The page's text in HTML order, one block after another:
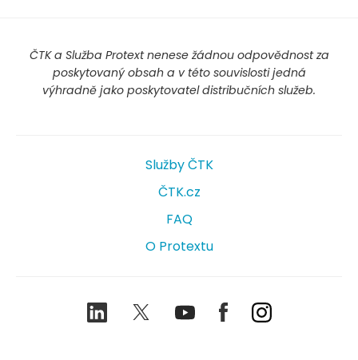
ČTK a Služba Protext nenese žádnou odpovědnost za
poskytovaný obsah a v této souvislosti jedná
výhradně jako poskytovatel distribučních služeb.
Služby ČTK
ČTK.cz
FAQ
O Protextu
LinkedIn TwitterYoutubeFacebookInstagram